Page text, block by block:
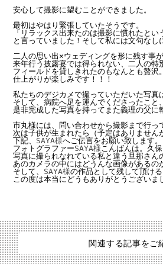
安心して撮影に望むことができました。
最初はやはり緊張していたそうです。
「リラックス出来たのは撮影に慣れたとい
と言っていました！そして私には文句な
二人の思い出×ウェディングを形に残す事
来年行う披露宴では得られない、二人の特
フィールドを貸しきれたのもなんとも贅
仕上がりが楽しみです！！！
私たちのデジカメで撮っていただいた写真
そして、病院へ足を運んでくださったこ
是非完成した写真を持ってまた義理の父に
市丸様には、問い合わせから撮影まで行
次は子供が生まれたら（予定はありません
下記、 SAYA様へご伝言をお願い致します。
フォトグラファーSAYA様こんばんは。久
写真に撮られなれている私と違う旦那さ
あのカメラの中にはどうんな画像がある
そして、 SAYA様の作品として残して頂け
この度は本当にどうもありがとうございま
関連する記事をご